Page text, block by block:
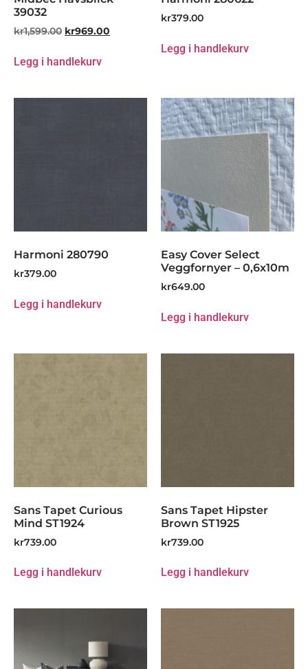
39032
kr1,599.00 kr969.00
Legg i handlekurv
kr379.00
Legg i handlekurv
Harmoni 280790
kr379.00
Legg i handlekurv
Easy Cover Select
Veggfornyer – 0,6x10m
kr649.00
Legg i handlekurv
Sans Tapet Curious
Mind ST1924
kr739.00
Legg i handlekurv
Sans Tapet Hipster
Brown ST1925
kr739.00
Legg i handlekurv